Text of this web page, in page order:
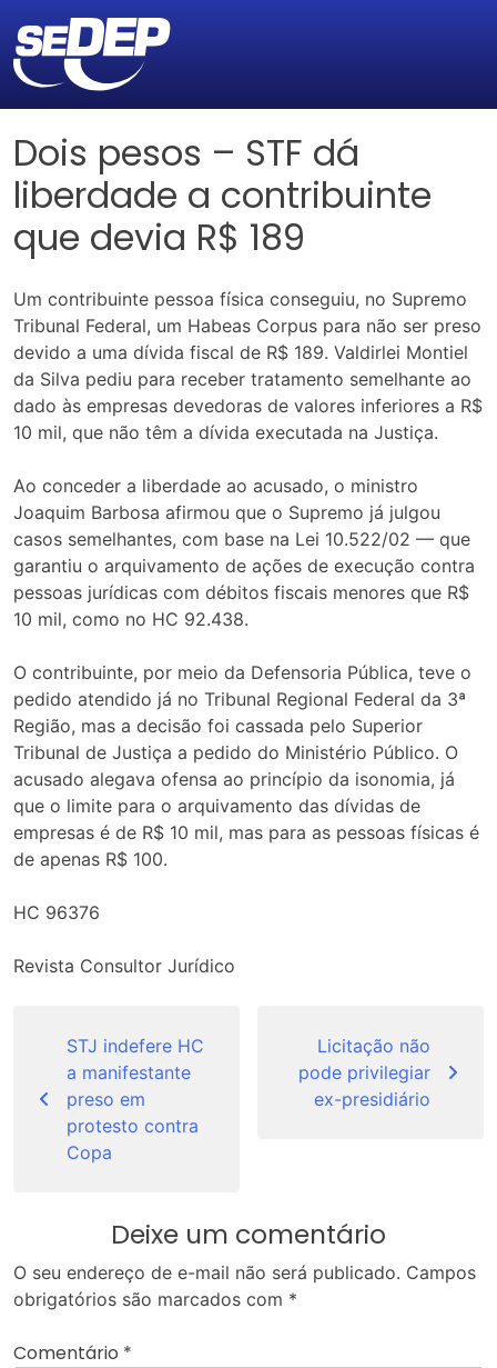
Dois pesos – STF dá
liberdade a contribuinte
que devia R$ 189
Um contribuinte pessoa física conseguiu, no Supremo
Tribunal Federal, um Habeas Corpus para não ser preso
devido a uma dívida fiscal de R$ 189. Valdirlei Montiel
da Silva pediu para receber tratamento semelhante ao
dado às empresas devedoras de valores inferiores a R$
10 mil, que não têm a dívida executada na Justiça.
Ao conceder a liberdade ao acusado, o ministro
Joaquim Barbosa afirmou que o Supremo já julgou
casos semelhantes, com base na Lei 10.522/02 — que
garantiu o arquivamento de ações de execução contra
pessoas jurídicas com débitos fiscais menores que R$
10 mil, como no HC 92.438.
O contribuinte, por meio da Defensoria Pública, teve o
pedido atendido já no Tribunal Regional Federal da 3ª
Região, mas a decisão foi cassada pelo Superior
Tribunal de Justiça a pedido do Ministério Público. O
acusado alegava ofensa ao princípio da isonomia, já
que o limite para o arquivamento das dívidas de
empresas é de R$ 10 mil, mas para as pessoas físicas é
de apenas R$ 100.
HC 96376
Revista Consultor Jurídico
Post
STJ indefere HC
a manifestante
preso em
protesto contra
Copa
Licitação não
pode privilegiar
ex-presidiário
Deixe um comentário
O seu endereço de e-mail não será publicado. Campos
obrigatórios são marcados com *
Comentário *